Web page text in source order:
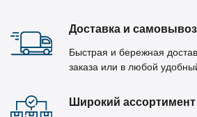
Доставка и самовывоз
Быстрая и бережная
заказа или в любой
Широкий ассортимент